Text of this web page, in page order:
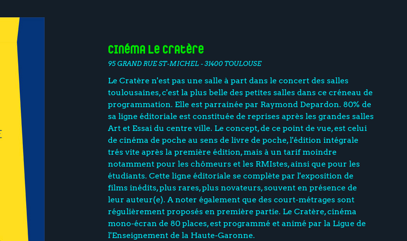
Cinéma Le Cratère
95 GRAND RUE ST-MICHEL - 31400 TOULOUSE
Le Cratère n'est pas une salle à part dans le concert des salles
toulousaines, c'est la plus belle des petites salles dans ce créneau de
programmation. Elle est parrainée par Raymond Depardon. 80% de
sa ligne éditoriale est constituée de reprises après les grandes salles
Art et Essai du centre ville. Le concept, de ce point de vue, est celui
de cinéma de poche au sens de livre de poche, l'édition intégrale
trés vite après la première édition, mais à un tarif moindre
notamment pour les chômeurs et les RMIstes, ainsi que pour les
étudiants. Cette ligne éditoriale se complète par l'exposition de
films inédits, plus rares, plus novateurs, souvent en présence de
leur auteur(e). A noter également que des court-métrages sont
régulièrement proposés en première partie. Le Cratère, cinéma
mono-écran de 80 places, est programmé et animé par la Ligue de
l'Enseignement de la Haute-Garonne.